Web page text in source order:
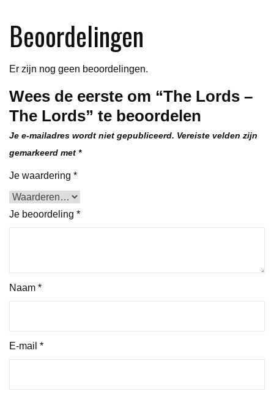
Beoordelingen
Er zijn nog geen beoordelingen.
Wees de eerste om “The Lords –
The Lords” te beoordelen
Je e-mailadres wordt niet gepubliceerd. Vereiste velden zijn
gemarkeerd met *
Je waardering *
Je beoordeling *
Naam *
E-mail *